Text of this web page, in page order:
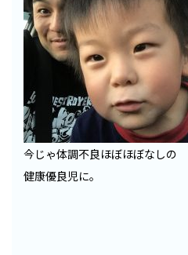
今じゃ体調不良ほぼほぼなしの
健康優良児に。